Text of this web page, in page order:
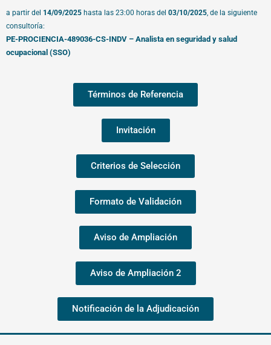
a partir del 14/09/2025 hasta las 23:00 horas del 03/10/2025, de la siguiente
consultoría:
PE-PROCIENCIA-489036-CS-INDV – Analista en seguridad y salud
ocupacional (SSO)
Términos de Referencia
Invitación
Criterios de Selección
Formato de Validación
Aviso de Ampliación
Aviso de Ampliación 2
Notificación de la Adjudicación